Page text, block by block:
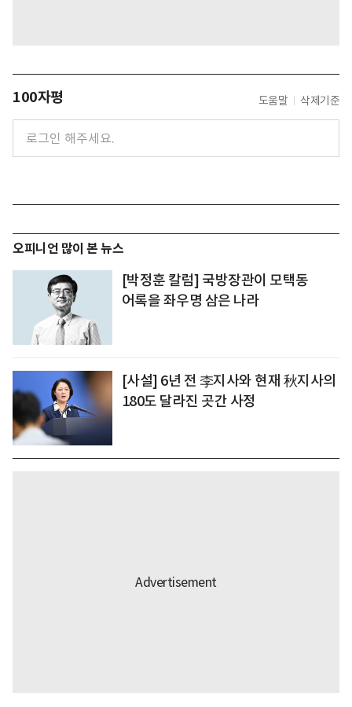
100자평 도움말 삭제기준
오피니언 많이 본 뉴스
[박정훈 칼럼] 국방장관이 모택동
어록을 좌우명 삼은 나라
[사설] 6년 전 李지사와 현재 秋지사의
180도 달라진 곳간 사정